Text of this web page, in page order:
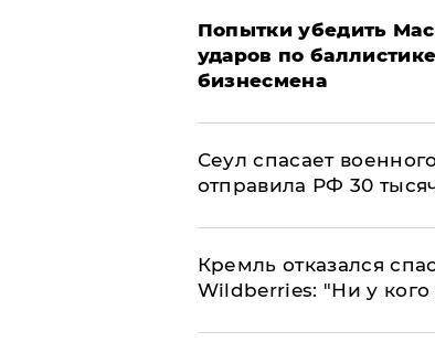
Попытки убедить
ударов по
бизнесмена
​Сеул спасает
отправила РФ 30
Кремль отказался
Wildberries: "Ни у кого